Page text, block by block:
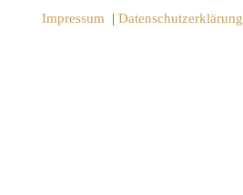
Impressum | Datenschutzerklärung